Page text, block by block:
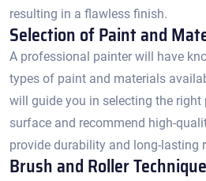
resulting in a flawless finish.​
Selection of Paint and
A professional painter will have
types of paint and materials
will guide you in selecting the
surface and recommend high-
provide durability and long-lasting
Brush and Roller